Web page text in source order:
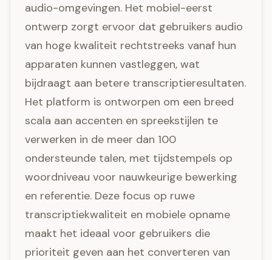
audio-omgevingen. Het mobiel-eerst
ontwerp zorgt ervoor dat gebruikers audio
van hoge kwaliteit rechtstreeks vanaf hun
apparaten kunnen vastleggen, wat
bijdraagt aan betere transcriptieresultaten.
Het platform is ontworpen om een breed
scala aan accenten en spreekstijlen te
verwerken in de meer dan 100
ondersteunde talen, met tijdstempels op
woordniveau voor nauwkeurige bewerking
en referentie. Deze focus op ruwe
transcriptiekwaliteit en mobiele opname
maakt het ideaal voor gebruikers die
prioriteit geven aan het converteren van